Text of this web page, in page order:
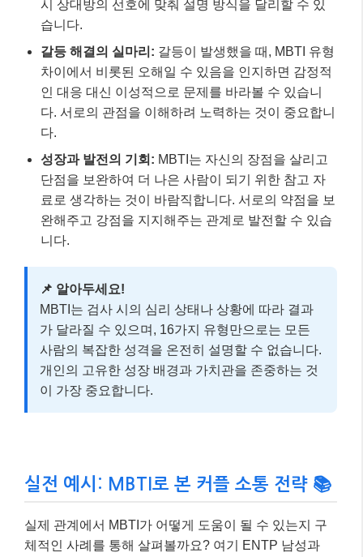
시 상대방의 선호에 맞춰 설명 방식을 달리할 수 있
습니다.
갈등 해결의 실마리: 갈등이 발생했을 때, MBTI 유형
차이에서 비롯된 오해일 수 있음을 인지하면 감정적
인 대응 대신 이성적으로 문제를 바라볼 수 있습니
다. 서로의 관점을 이해하려 노력하는 것이 중요합니
다.
성장과 발전의 기회: MBTI는 자신의 장점을 살리고
단점을 보완하여 더 나은 사람이 되기 위한 참고 자
료로 생각하는 것이 바람직합니다. 서로의 약점을 보
완해주고 강점을 지지해주는 관계로 발전할 수 있습
니다.
📌 알아두세요!
MBTI는 검사 시의 심리 상태나 상황에 따라 결과
가 달라질 수 있으며, 16가지 유형만으로는 모든
사람의 복잡한 성격을 온전히 설명할 수 없습니다.
개인의 고유한 성장 배경과 가치관을 존중하는 것
이 가장 중요합니다.
실전 예시: MBTI로 본 커플 소통 전략 📚
실제 관계에서 MBTI가 어떻게 도움이 될 수 있는지 구
체적인 사례를 통해 살펴볼까요? 여기 ENTP 남성과